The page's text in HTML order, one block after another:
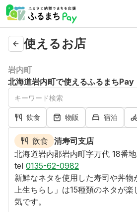
使えるお店
岩内町
北海道岩内町で使えるふるまちPay
飲食 物販 宿泊
飲食
清寿司支店
北海道岩内郡岩内町字万代 18番
tel 0135-62-0982
新鮮なネタを使用した寿司や丼物
上生ちらし」は15種類のネタが楽
気です。